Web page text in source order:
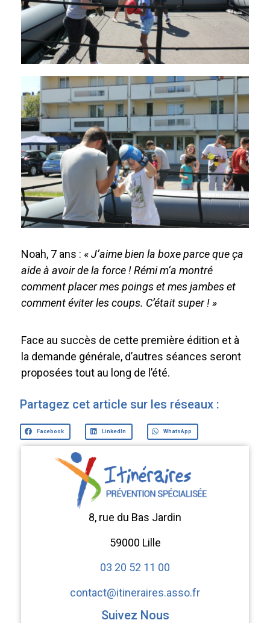
Noah, 7 ans : «J’aime bien la boxe parce que ça
aide à avoir de la force ! Rémi m’a montré
comment placer mes poings et mes jambes et
comment éviter les coups. C’était super ! »
Face au succès de cette première édition et à
la demande générale, d’autres séances seront
proposées tout au long de l’été.
Partagez cet article sur les réseaux :
Facebook LinkedIn WhatsApp
8, rue du Bas Jardin
59000 Lille
03 20 52 11 00
contact@itineraires.asso.fr
Suivez Nous